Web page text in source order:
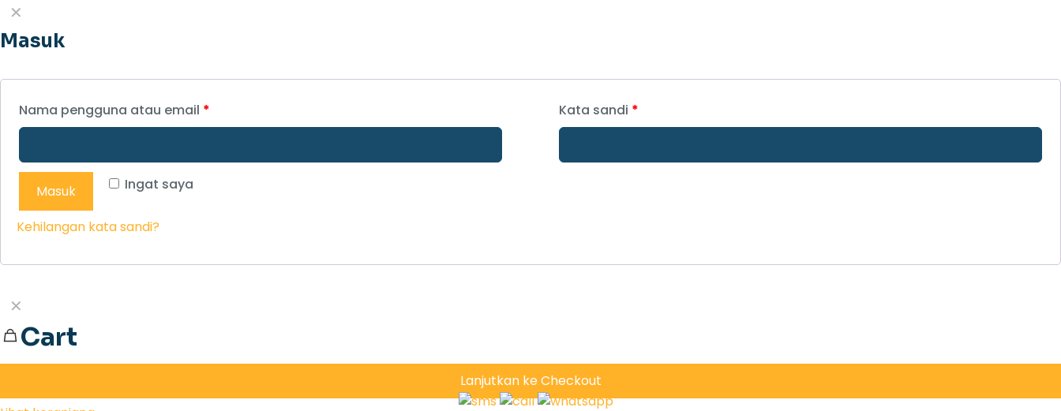
✕
Masuk
Nama pengguna atau email * Kata sandi *
Ingat saya
Masuk
Kehilangan kata sandi?
✕
Cart
Lanjutkan ke Checkout